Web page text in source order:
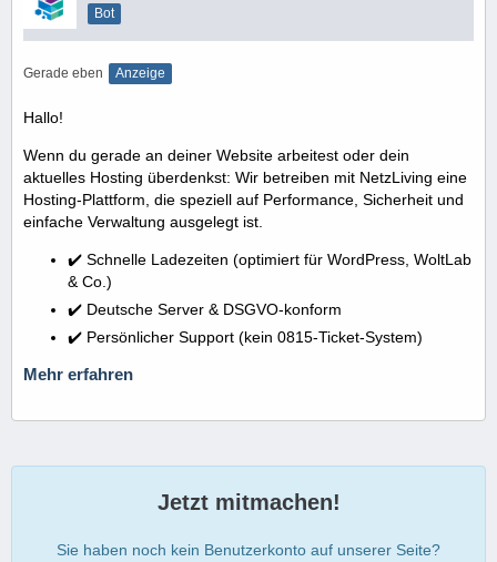
Bot
Gerade eben Anzeige
Hallo!
Wenn du gerade an deiner Website arbeitest oder dein
aktuelles Hosting überdenkst: Wir betreiben mit NetzLiving eine
Hosting-Plattform, die speziell auf Performance, Sicherheit und
einfache Verwaltung ausgelegt ist.
✔️ Schnelle Ladezeiten (optimiert für WordPress, WoltLab
& Co.)
✔️ Deutsche Server & DSGVO-konform
✔️ Persönlicher Support (kein 0815-Ticket-System)
Mehr erfahren
Jetzt mitmachen!
Sie haben noch kein Benutzerkonto auf unserer Seite?